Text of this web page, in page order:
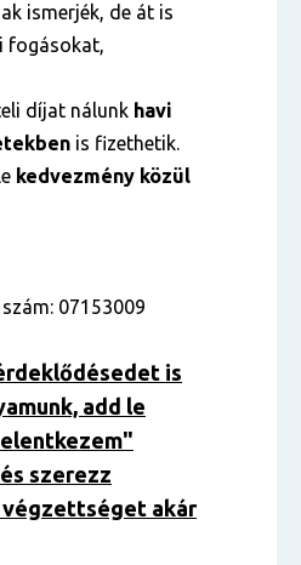
ismerjék, de át is
fogásokat,
díjat nálunk havi
is fizethetik.
kedvezmény közül
07153009
is
add le
szerezz
akár